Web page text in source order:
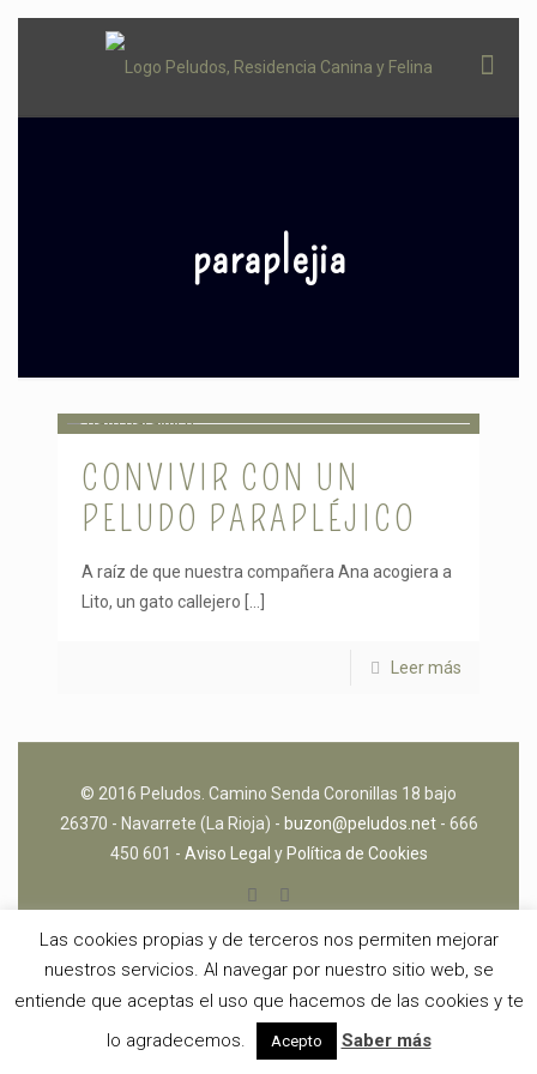
paraplejia
CONVIVIR CON UN
PELUDO PARAPLÉJICO
A raíz de que nuestra compañera Ana acogiera a
Lito, un gato callejero
Leer más
© 2016 Peludos. Camino Senda Coronillas 18 bajo
26370 - Navarrete (La Rioja) - buzon@peludos.net- 666
450 601 - Aviso Legal y Política de Cookies
Las cookies propias y de terceros nos permiten mejorar
nuestros servicios. Al navegar por nuestro sitio web, se
entiende que aceptas el uso que hacemos de las cookies y te
lo agradecemos.
Acepto Saber más